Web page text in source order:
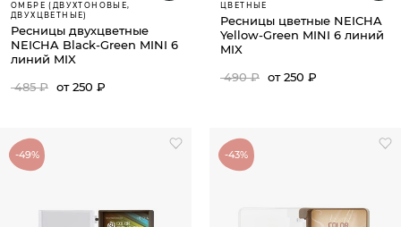
ОМБРЕ (ДВУХТОНОВЫЕ,
ДВУХЦВЕТНЫЕ)
Ресницы двухцветные
NEICHA Black-Green MINI 6
линий MIX
485 ₽ от 250 ₽
ЦВЕТНЫЕ
Ресницы цветные NEICHA
Yellow-Green MINI 6 линий
MIX
490 ₽ от 250 ₽
-49% -43%